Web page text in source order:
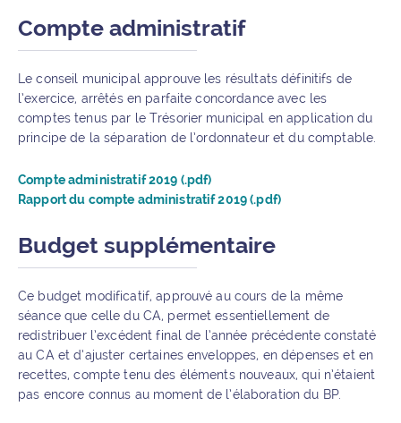
Compte administratif
Le conseil municipal approuve les résultats définitifs de
l’exercice, arrêtés en parfaite concordance avec les
comptes tenus par le Trésorier municipal en application du
principe de la séparation de l’ordonnateur et du comptable.
Compte administratif 2019 (.pdf)
Rapport du compte administratif 2019 (.pdf)
Budget supplémentaire
Ce budget modificatif, approuvé au cours de la même
séance que celle du CA, permet essentiellement de
redistribuer l’excédent final de l’année précédente constaté
au CA et d’ajuster certaines enveloppes, en dépenses et en
recettes, compte tenu des éléments nouveaux, qui n’étaient
pas encore connus au moment de l’élaboration du BP.